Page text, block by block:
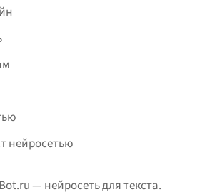
нейросетью
— нейросеть для текста.